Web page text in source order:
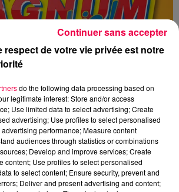
respect de votre vie privée est notre
do the following data processing based on
legitimate interest: Store and/or access
Use limited data to select advertising; Create
advertising; Use profiles to select personalised
performance; Measure content
audiences through statistics or combinations
Develop and improve services; Create
content; Use profiles to select personalised
to select content; Ensure security, prevent and
Deliver and present advertising and content;
Continuer sans accepter